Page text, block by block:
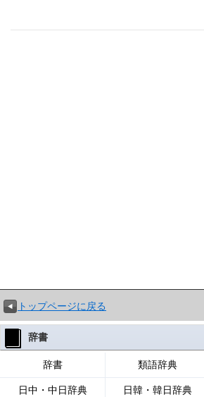
トップページに戻る
辞書
辞書 類語辞典
日中・中日辞典 日韓・韓日辞典